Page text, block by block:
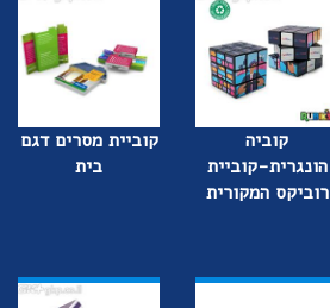
קוביה
הונגרית-קוביית
רוביקס המקורית
קוביית מסרים דגם
בית